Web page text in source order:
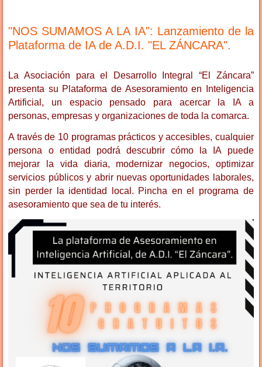
"NOS SUMAMOS A LA IA": Lanzamiento de la
Plataforma de IA de A.D.I. "EL ZÁNCARA".
La Asociación para el Desarrollo Integral “El Záncara”
presenta su Plataforma de Asesoramiento en Inteligencia
Artificial, un espacio pensado para acercar la IA a
personas, empresas y organizaciones de toda la comarca.
A través de 10 programas prácticos y accesibles, cualquier
persona o entidad podrá descubrir cómo la IA puede
mejorar la vida diaria, modernizar negocios, optimizar
servicios públicos y abrir nuevas oportunidades laborales,
sin perder la identidad local. Pincha en el programa de
asesoramiento que sea de tu interés.